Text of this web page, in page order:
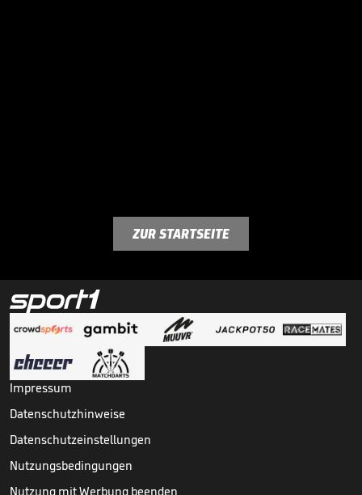
ZUR STARTSEITE
Impressum
Datenschutzhinweise
Datenschutzeinstellungen
Nutzungsbedingungen
Nutzung mit Werbung beenden